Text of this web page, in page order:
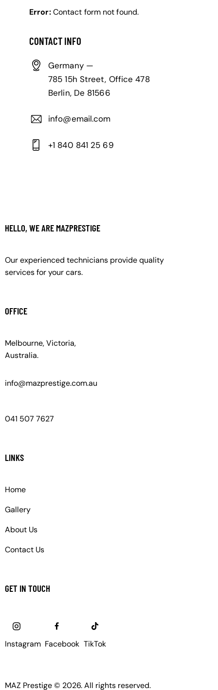
Error:Contact form not found.
CONTACT INFO
Germany —
785 15h Street, Office 478
Berlin, De 81566
info@email.com
+1 840 841 25 69
HELLO, WE ARE MAZPRESTIGE
Our experienced technicians provide quality
services for your cars.
OFFICE
Melbourne, Victoria,
Australia.
info@mazprestige.com.au
041 507 7627
LINKS
Home
Gallery
About Us
Contact Us
GET IN TOUCH
Instagram Facebook TikTok
MAZ Prestige © 2026. All rights reserved.